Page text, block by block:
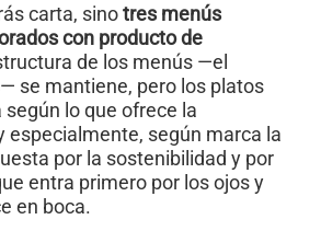
carta, sinotres menús
con producto de
de los menús —el
se mantiene, pero los platos
lo que ofrece la
especialmente, según marca la
por la sostenibilidad y por
entra primero por los ojos y
en boca.